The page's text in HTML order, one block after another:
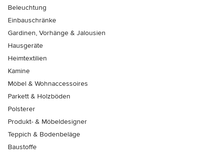
Beleuchtung
Einbauschränke
Gardinen, Vorhänge & Jalousien
Hausgeräte
Heimtextilien
Kamine
Möbel & Wohnaccessoires
Parkett & Holzböden
Polsterer
Produkt- & Möbeldesigner
Teppich & Bodenbeläge
Baustoffe